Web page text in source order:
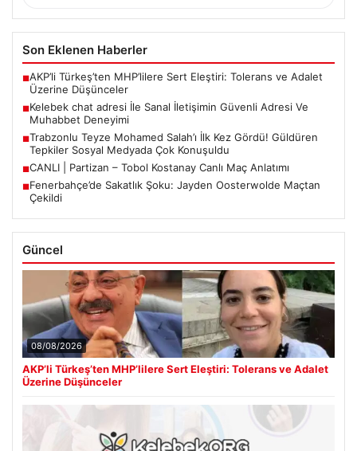
Son Eklenen Haberler
■AKP’li Türkeş’ten MHP’lilere Sert Eleştiri: Tolerans ve Adalet
Üzerine Düşünceler
■Kelebek chat adresi İle Sanal İletişimin Güvenli Adresi Ve
Muhabbet Deneyimi
■Trabzonlu Teyze Mohamed Salah’ı İlk Kez Gördü! Güldüren
Tepkiler Sosyal Medyada Çok Konuşuldu
■CANLI | Partizan – Tobol Kostanay Canlı Maç Anlatımı
■Fenerbahçe’de Sakatlık Şoku: Jayden Oosterwolde Maçtan
Çekildi
Güncel
08/08/2026
AKP’li Türkeş’ten MHP’lilere Sert Eleştiri: Tolerans ve Adalet
Üzerine Düşünceler